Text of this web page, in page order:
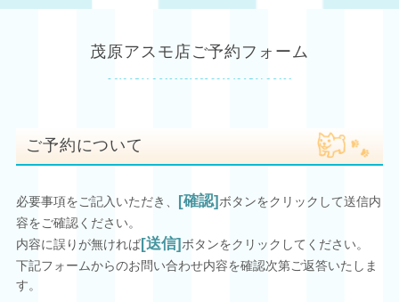
茂原アスモ店ご予約フォーム
ご予約について
必要事項をご記入いただき、 [確認]ボタンをクリックして送信内
容をご確認ください。
内容に誤りが無ければ[送信]ボタンをクリックしてください。
下記フォームからのお問い合わせ内容を確認次第ご返答いたしま
す。